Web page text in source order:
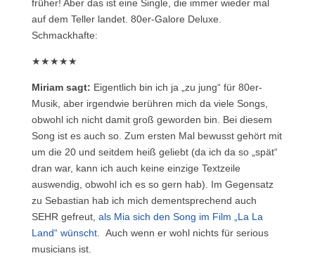
früher! Aber das ist eine Single, die immer wieder mal
auf dem Teller landet. 80er-Galore Deluxe.
Schmackhafte:
★★★★★
Miriam sagt: Eigentlich bin ich ja „zu jung“ für 80er-
Musik, aber irgendwie berühren mich da viele Songs,
obwohl ich nicht damit groß geworden bin. Bei diesem
Song ist es auch so. Zum ersten Mal bewusst gehört mit
um die 20 und seitdem heiß geliebt (da ich da so „spät“
dran war, kann ich auch keine einzige Textzeile
auswendig, obwohl ich es so gern hab). Im Gegensatz
zu Sebastian hab ich mich dementsprechend auch
SEHR gefreut, als Mia sich den Song im Film „La La
Land“ wünscht. Auch wenn er wohl nichts für serious
musicians ist.